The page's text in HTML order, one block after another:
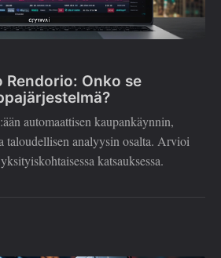
Rendorio: Onko se
automaattisen kaupankäynnin,
taloudellisen analyysin osalta. Arvioi
katsauksessa.